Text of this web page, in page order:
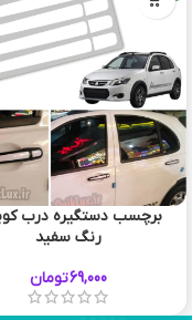
برچسب دستگیره درب
رنگ سفید
69,000تومان